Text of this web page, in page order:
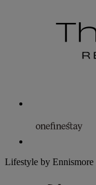
Lifestyle by Ennismore